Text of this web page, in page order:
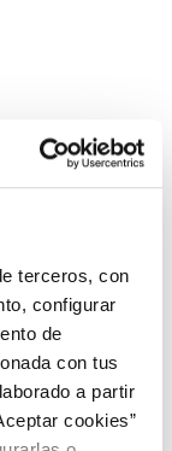
terceros, con
configurar
de
con tus
a partir
cookies”
10!
de lubina